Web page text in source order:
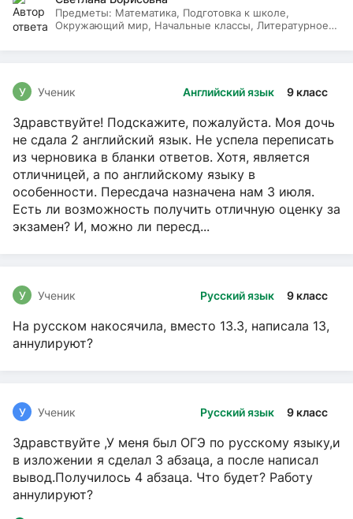
Предметы: Математика, Подготовка к школе,
Окружающий мир, Начальные классы, Литературное
Английский язык 9 класс
У Ученик
Здравствуйте! Подскажите, пожалуйста. Моя дочь
не сдала 2 английский язык. Не успела переписать
из черновика в бланки ответов. Хотя, является
отличницей, а по английскому языку в
особенности. Пересдача назначена нам 3 июля.
Есть ли возможность получить отличную оценку за
экзамен? И, можно ли пересд...
Русский язык 9 класс
У Ученик
На русском накосячила, вместо 13.3, написала 13,
аннулируют?
Русский язык 9 класс
У Ученик
Здравствуйте ,У меня был ОГЭ по русскому языку,и
в изложении я сделал 3 абзаца, а после написал
вывод.Получилось 4 абзаца. Что будет? Работу
аннулируют?